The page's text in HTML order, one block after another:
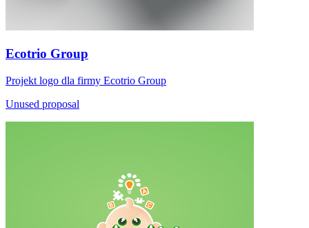
Ecotrio Group
Projekt logo dla firmy Ecotrio Group
Unused proposal